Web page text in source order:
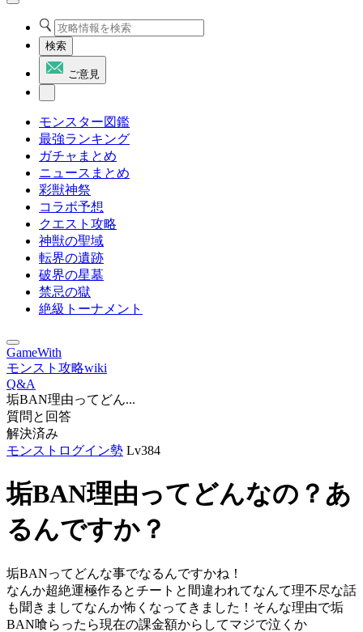
検索
ご意見
モンスター図鑑
最強ランキング
ガチャまとめ
ニュースまとめ
彩獣神祭
コラボ予想
クエスト攻略
神獣の聖域
転界の遺跡
破界の星墓
禁忌の獄
絶級トーナメント
GameWith
モンスト攻略wiki
Q&A
垢BAN理由ってどん...
質問と回答
解決済み
モンストログイン勢 Lv384
垢BAN理由ってどんなの？あ
るんですか？
垢BANってどんな事でなるんですかね！
なんか超絶運極作るとチートと間違われてなんて理不尽な話
も聞きましてなんか怖くなってきました！そんな理由で垢
BAN喰らったら現在の課金額からしてマジで泣くか